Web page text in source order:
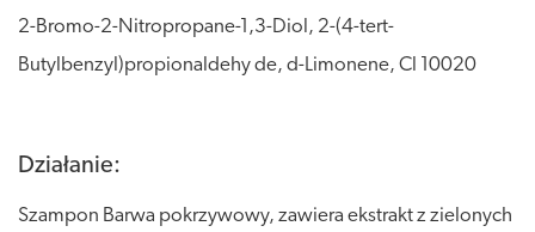
2-Bromo-2-Nitropropane-1,3-Diol, 2-(4-tert-
Butylbenzyl)propionaldehy de, d-Limonene, Cl 10020
Działanie:
Szampon Barwa pokrzywowy, zawiera ekstrakt z zielonych